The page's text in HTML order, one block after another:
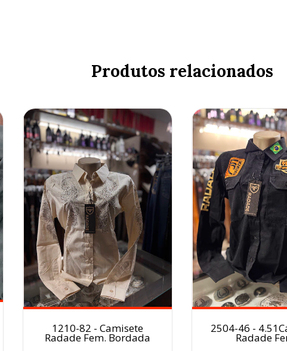
Produtos relacionados
1210-82 - Camisete
Radade Fem. Bordada
2504-46 -
Radade